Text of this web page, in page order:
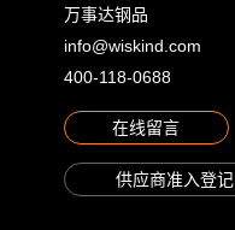
万事达钢品
info@wiskind.com
400-118-0688
在线留言
供应商准入登记